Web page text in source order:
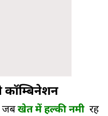
कॉम्बिनेशन
जबखेत में हल्की नमीरह